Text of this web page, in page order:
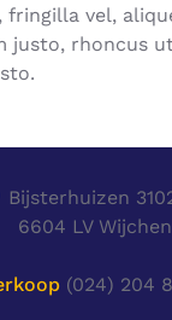
fringilla vel,
justo, rhoncus
Bijsterhuizen
6604 LV Wijchen
(024) 204